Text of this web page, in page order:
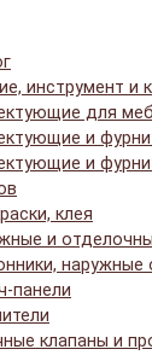
инструмент и
для
и
и
клея
и
наружные
панели
клапаны и